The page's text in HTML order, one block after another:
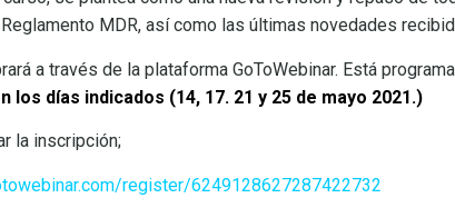
MDR, así como las últimas novedades
a través de la plataforma GoToWebinar. Está
los días indicados (14, 17. 21 y 25 de mayo 2021.)
la inscripción;
register/6249128627287422732